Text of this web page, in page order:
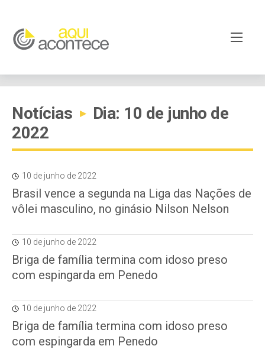
Notícias ▸
Dia: 10 de junho de
2022
10 de junho de 2022
Brasil vence a segunda na Liga das Nações de
vôlei masculino, no ginásio Nilson Nelson
10 de junho de 2022
Briga de família termina com idoso preso
com espingarda em Penedo
10 de junho de 2022
Briga de família termina com idoso preso
com espingarda em Penedo